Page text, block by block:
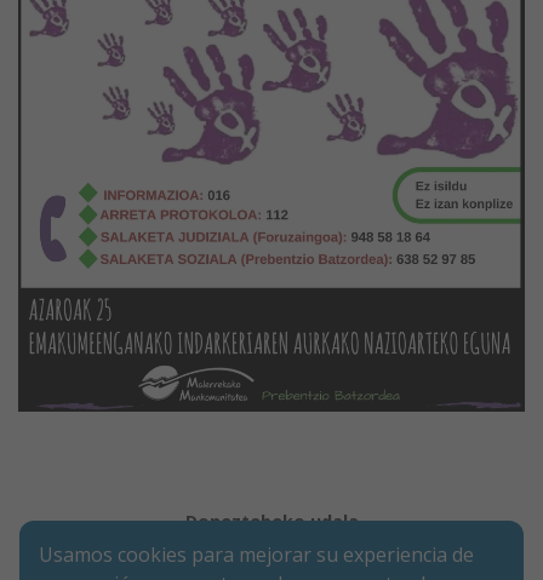
Doneztebeko udala
Legezko oharra
Cookie-en politika
Irisgarritasuna
Usamos cookies para mejorar su experiencia de